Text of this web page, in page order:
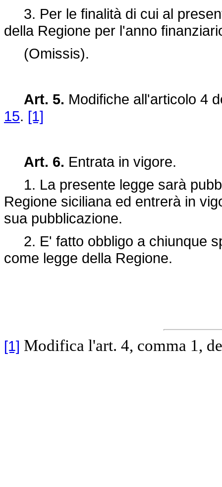
3. Per le finalità di cui al
della Regione per l'anno
(Omissis).
Art. 5. Modifiche all'articolo 4
15. [1]
Art. 6. Entrata in vigore.
1. La presente legge sarà
Regione siciliana ed entrerà in
sua pubblicazione.
2. E' fatto obbligo a chiunque
come legge della Regione.
[1] Modifica l'art. 4, comma 1,